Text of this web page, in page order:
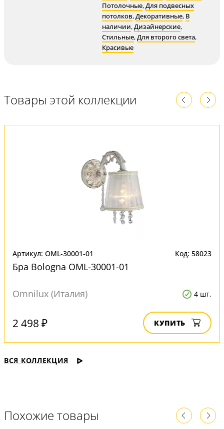
Потолочные,Для подвесных
потолков,Декоративные, В
наличии,Дизайнерские,
Стильные,Для второго света,
Красивые
Товары этой коллекции
Артикул: OML-30001-01 Код: 58023
Бра Bologna OML-30001-01
Omnilux (Италия) 4 шт.
2 498 ₽ КУПИТЬ
ВСЯ КОЛЛЕКЦИЯ
Похожие товары